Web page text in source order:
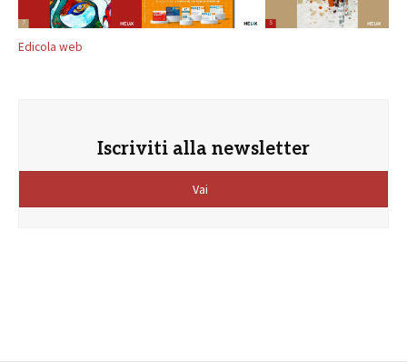
Edicola web
Iscriviti alla newsletter
Vai